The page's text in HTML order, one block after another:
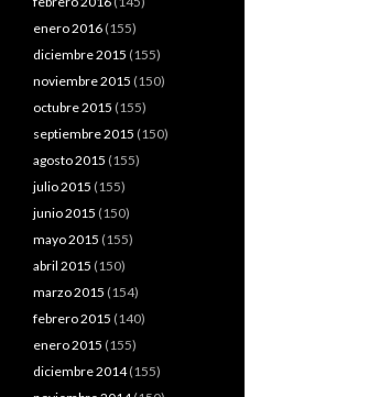
enero 2016 (155)
diciembre 2015 (155)
noviembre 2015 (150)
octubre 2015 (155)
septiembre 2015 (150)
agosto 2015 (155)
julio 2015 (155)
junio 2015 (150)
mayo 2015 (155)
abril 2015 (150)
marzo 2015 (154)
febrero 2015 (140)
enero 2015 (155)
diciembre 2014(155)